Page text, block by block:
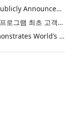
Purina Named as First Publicly Announced NIQ ConnectAI Charter Client
닐슨IQ, Connect AI 차터 프로그램 최초 고객사 ‘퓨리나’ 선정
Power Integrations Demonstrates World’s First 2200 V GaN Technology for Next-Era High-Voltage Power Systems